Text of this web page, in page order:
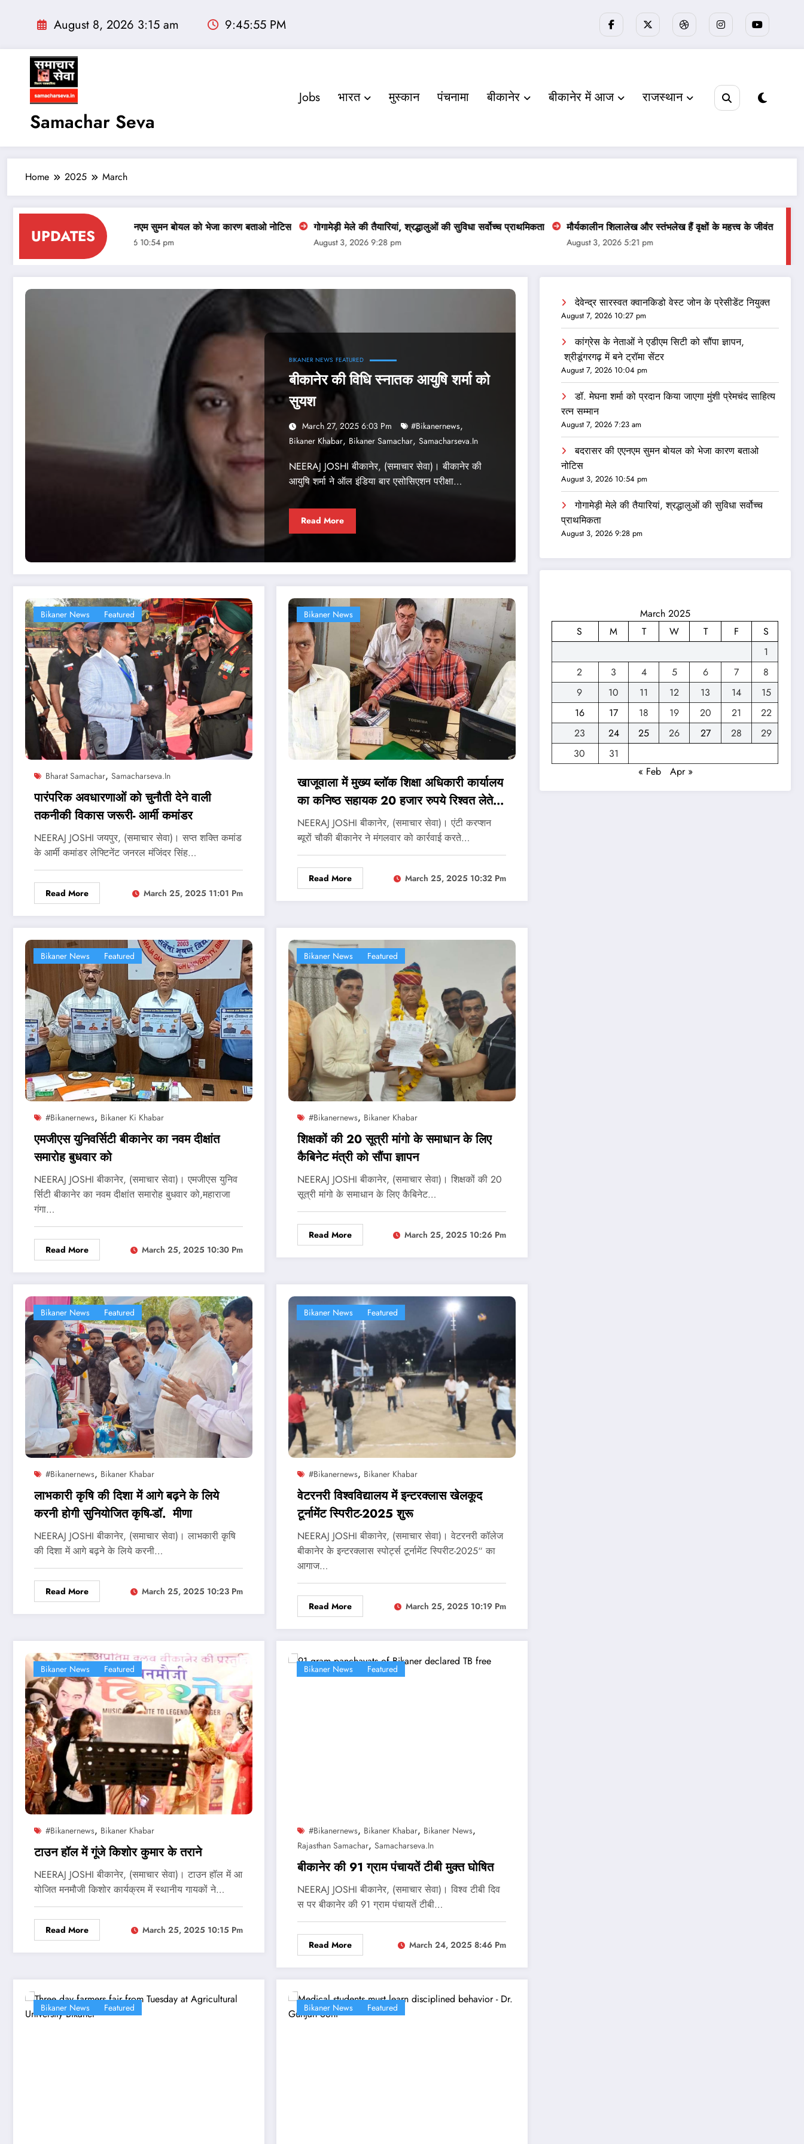
August 8, 2026 3:15 am 9:45:57 PM
Samachar Seva
Jobs भारत मुस्‍कान पंचनामा बीकानेर बीकानेर में आज राजस्‍थान
Home 2025 March
UPDATES
बदरासर की एएनएम सुमन बोयल को भेजा कारण बताओ नोटिस
August 3, 2026 10:54 pm
गोगामेड़ी मेले की तैयारियां, श्रद्धालुओं की सुविधा सर्वोच्च प्राथमिकता
August 3, 2026 9:28 pm
मौर्यकालीन शिलालेख और स्तंभलेख हैं वृक्षों के महत्त्व के जीवंत दस्तावेज : डॉ. मेघना
August 3, 2026 5:21 pm
BIKANER NEWS FEATURED
बीकानेर की विधि स्‍नातक आयुषि शर्मा को
सुयश
March 27, 2025 6:03 Pm #bikanernews,
Bikaner Khabar, Bikaner Samachar, Samacharseva.in
NEERAJ JOSHI बीकानेर, (समाचार सेवा)। बीकानेर की
आयुषि शर्मा ने ऑल इंडिया बार एसोसिएशन परीक्षा…
Read More
Bikaner News Featured
Bharat Samachar, Samacharseva.in
पारंपरिक अवधारणाओं को चुनौती देने वाली
तकनीकी विकास जरूरी- आर्मी कमांडर
NEERAJ JOSHI जयपुर, (समाचार सेवा)। सप्त शक्ति कमांड
के आर्मी कमांडर लेफ्टिनेंट जनरल मंजिंदर सिंह…
Read More March 25, 2025 11:01 Pm
Bikaner News
खाजूवाला में मुख्‍य ब्लॉक शिक्षा अधिकारी कार्यालय
का कनिष्‍ठ सहायक 20 हजार रुपये रिश्‍वत लेते
गिरफ्तार
NEERAJ JOSHI बीकानेर, (समाचार सेवा)। एंटी करप्‍शन
ब्‍यूरों चौकी बीकानेर ने मंगलवार को कार्रवाई करते…
Read More March 25, 2025 10:32 Pm
Bikaner News Featured
#bikanernews, Bikaner Ki Khabar
एमजीएस युनिवर्सिटी बीकानेर का नवम दीक्षांत
समारोह बुधवार को
NEERAJ JOSHI बीकानेर, (समाचार सेवा)। एमजीएस युनिव
र्सिटी बीकानेर का नवम दीक्षांत समारोह बुधवार को,महाराजा
गंगा…
Read More March 25, 2025 10:30 Pm
Bikaner News Featured
#bikanernews, Bikaner Khabar
शिक्षकों की 20 सूत्री मांगो के समाधान के लिए
कैबिनेट मंत्री को सौंपा ज्ञापन
NEERAJ JOSHI बीकानेर, (समाचार सेवा)। शिक्षकों की 20
सूत्री मांगो के समाधान के लिए कैबिनेट…
Read More March 25, 2025 10:26 Pm
Bikaner News Featured
#bikanernews, Bikaner Khabar
लाभकारी कृषि की दिशा में आगे बढ़ने के लिये
करनी होगी सुनियोजित कृषि-डॉ. मीणा
NEERAJ JOSHI बीकानेर, (समाचार सेवा)। लाभकारी कृषि
की दिशा में आगे बढ़ने के लिये करनी…
Read More March 25, 2025 10:23 Pm
Bikaner News Featured
#bikanernews, Bikaner Khabar
वेटरनरी विश्वविद्यालय में इन्टरक्लास खेलकूद
टूर्नामेंट स्पिरीट-2025 शुरू
NEERAJ JOSHI बीकानेर, (समाचार सेवा)। वेटरनरी कॉलेज
बीकानेर के इन्टरक्लास स्पोर्ट्स टूर्नामेंट स्पिरीट-2025“ का
आगाज…
Read More March 25, 2025 10:19 Pm
Bikaner News Featured
#bikanernews, Bikaner Khabar
टाउन हॉल में गूंजे किशोर कुमार के तराने
NEERAJ JOSHI बीकानेर, (समाचार सेवा)। टाउन हॉल में आ
योजित मनमौजी किशोर कार्यक्रम में स्‍थानीय गायकों ने…
Read More March 25, 2025 10:15 Pm
Bikaner News Featured
#bikanernews, Bikaner Khabar, Bikaner News,
Rajasthan Samachar, Samacharseva.in
बीकानेर की 91 ग्राम पंचायतें टीबी मुक्त घोषित
NEERAJ JOSHI बीकानेर, (समाचार सेवा)। विश्व टीबी दिव
स पर बीकानेर की 91 ग्राम पंचायतें टीबी…
Read More March 24, 2025 8:46 Pm
Bikaner News Featured Bikaner News Featured
देवेन्द्र सारस्वत क्वानकिडो वेस्ट जोन के प्रेसीडेंट नियुक्त
August 7, 2026 10:27 pm
कांग्रेस के नेताओं ने एडीएम सिटी को सौंपा ज्ञापन,
श्रीडूंगरगढ़ में बने ट्रॉमा सेंटर
August 7, 2026 10:04 pm
डॉ. मेघना शर्मा को प्रदान किया जाएगा मुंशी प्रेमचंद साहित्य
रत्न सम्‍मान
August 7, 2026 7:23 am
बदरासर की एएनएम सुमन बोयल को भेजा कारण बताओ
नोटिस
August 3, 2026 10:54 pm
गोगामेड़ी मेले की तैयारियां, श्रद्धालुओं की सुविधा सर्वोच्च
प्राथमिकता
August 3, 2026 9:28 pm
March 2025
S
M T W T F
S
1
2
3 4 5 6 7
8
9
10 11 12 13 14
15
16
17 18 19 20 21
22
23
24 25 26 27 28
29
30
31
« Feb
Apr »